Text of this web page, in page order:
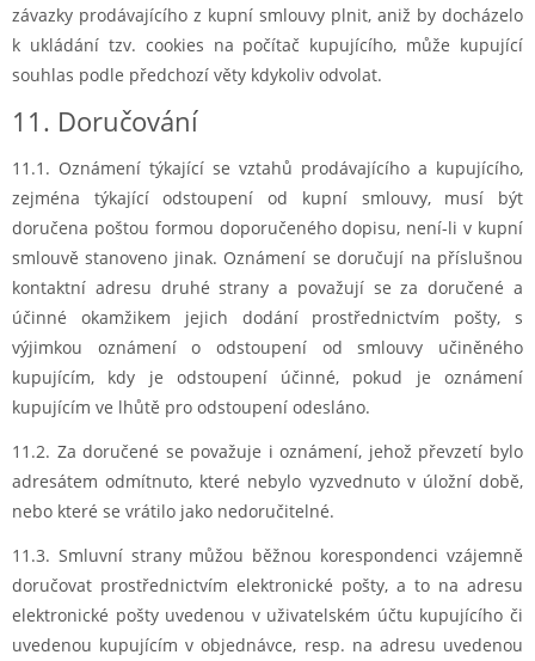
závazky prodávajícího z kupní smlouvy plnit, aniž by docházelo
k ukládání tzv. cookies na počítač kupujícího, může kupující
souhlas podle předchozí věty kdykoliv odvolat.
11. Doručování
11.1. Oznámení týkající se vztahů prodávajícího a kupujícího,
zejména týkající odstoupení od kupní smlouvy, musí být
doručena poštou formou doporučeného dopisu, není-li v kupní
smlouvě stanoveno jinak. Oznámení se doručují na příslušnou
kontaktní adresu druhé strany a považují se za doručené a
účinné okamžikem jejich dodání prostřednictvím pošty, s
výjimkou oznámení o odstoupení od smlouvy učiněného
kupujícím, kdy je odstoupení účinné, pokud je oznámení
kupujícím ve lhůtě pro odstoupení odesláno.
11.2. Za doručené se považuje i oznámení, jehož převzetí bylo
adresátem odmítnuto, které nebylo vyzvednuto v úložní době,
nebo které se vrátilo jako nedoručitelné.
11.3. Smluvní strany můžou běžnou korespondenci vzájemně
doručovat prostřednictvím elektronické pošty, a to na adresu
elektronické pošty uvedenou v uživatelském účtu kupujícího či
uvedenou kupujícím v objednávce, resp. na adresu uvedenou